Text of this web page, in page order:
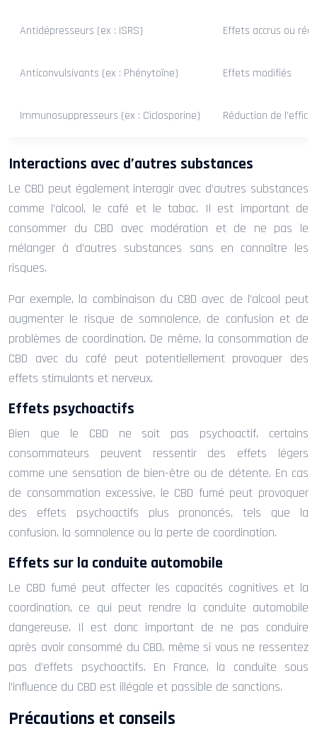
Antidépresseurs (ex : ISRS) Effets accrus ou
Anticonvulsivants (ex : Phénytoïne) Effets modifiés
Immunosuppresseurs (ex : Ciclosporine) Réduction de
Interactions avec d’autres substances
Le CBD peut également interagir avec d’autres substances
comme l’alcool, le café et le tabac. Il est important de
consommer du CBD avec modération et de ne pas le
mélanger à d’autres substances sans en connaître les
risques.
Par exemple, la combinaison du CBD avec de l’alcool peut
augmenter le risque de somnolence, de confusion et de
problèmes de coordination. De même, la consommation de
CBD avec du café peut potentiellement provoquer des
effets stimulants et nerveux.
Effets psychoactifs
Bien que le CBD ne soit pas psychoactif, certains
consommateurs peuvent ressentir des effets légers
comme une sensation de bien-être ou de détente. En cas
de consommation excessive, le CBD fumé peut provoquer
des effets psychoactifs plus prononcés, tels que la
confusion, la somnolence ou la perte de coordination.
Effets sur la conduite automobile
Le CBD fumé peut affecter les capacités cognitives et la
coordination, ce qui peut rendre la conduite automobile
dangereuse. Il est donc important de ne pas conduire
après avoir consommé du CBD, même si vous ne ressentez
pas d’effets psychoactifs. En France, la conduite sous
l’influence du CBD est illégale et passible de sanctions.
Précautions et conseils